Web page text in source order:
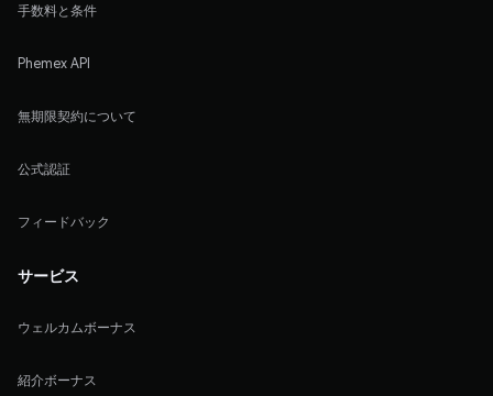
手数料と条件
Phemex API
無期限契約について
公式認証
フィードバック
サービス
ウェルカムボーナス
紹介ボーナス